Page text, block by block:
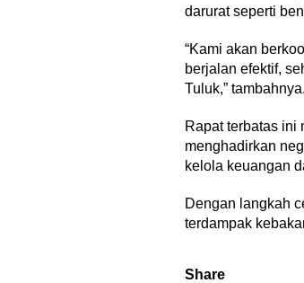
darurat seperti
“Kami akan
berjalan efektif,
Tuluk,” tambahnya.
Rapat terbatas ini
menghadirkan
kelola keuangan
Dengan langkah
terdampak
Share